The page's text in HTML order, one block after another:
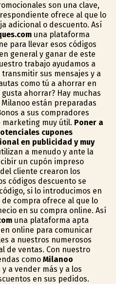
son una clave,
ofrece al que lo
adicional o descuento. Así
una plataforma
para llevar esos códigos
general y ganar de este
trabajo ayudamos a
transmitir sus mensajes y a
como tú a ahorrar en
ahorrar? Hay muchas
están preparadas
a sus compradores
muy útil. Poner a
cupones
en publicidad y muy
a menudo y ante la
un cupón impreso
cliente crearon los
códigos descuento se
si lo introducimos en
compra ofrece al que lo
en su compra online. Así
una plataforma apta
online para comunicar
a nuestros numerosos
de ventas. Con nuestro
como Milanoo
a vender más y a los
en sus pedidos.